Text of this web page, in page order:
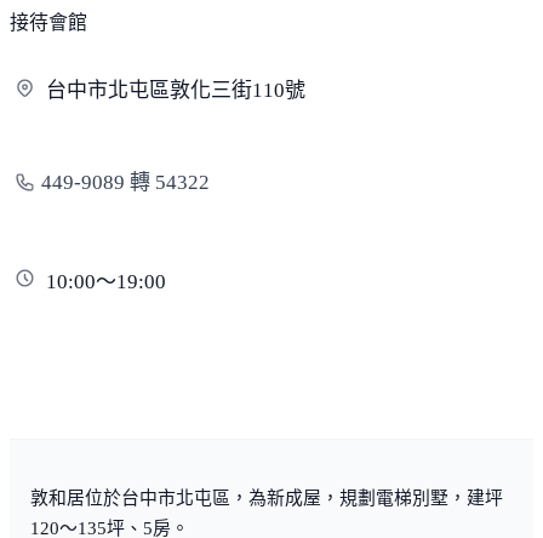
接待會館
台中市北屯區敦化三街110號
449-9089 轉 54322
10:00～19:00
敦和居位於台中市北屯區，為新成屋，規劃電梯別墅，建坪
120～135坪、5房。